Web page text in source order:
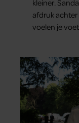
kleiner.
afdruk achter
voelen je